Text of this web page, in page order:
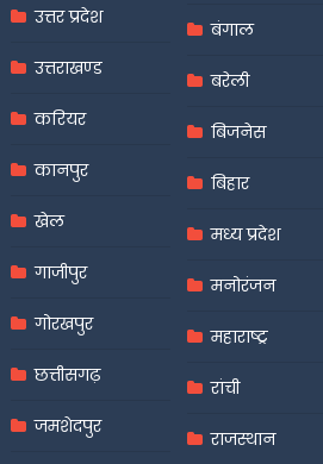
उत्तर प्रदेश
उत्तराखण्ड
करियर
कानपुर
खेल
गाजीपुर
गोरखपुर
छत्तीसगढ़
जमशेदपुर
बंगाल
बरेली
बिजनेस
बिहार
मध्य प्रदेश
मनोरंजन
महाराष्ट्र
रांची
राजस्थान